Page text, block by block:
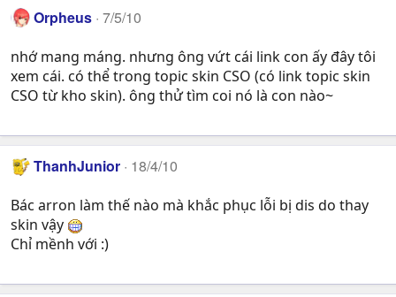
Orpheus 7/5/10
nhớ mang máng. nhưng ông vứt cái link con ấy đây tôi
xem cái. có thể trong topic skin CSO (có link topic skin
CSO từ kho skin). ông thử tìm coi nó là con nào~
ThanhJunior 18/4/10
Bác arron làm thế nào mà khắc phục lỗi bị dis do thay
skin vậy
Chỉ mềnh với :)